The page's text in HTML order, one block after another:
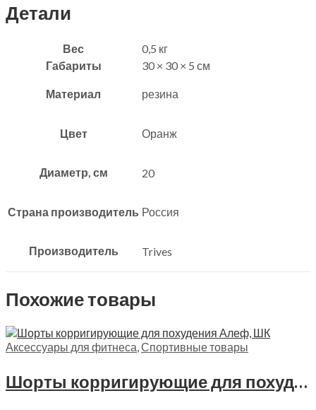
Детали
Вес
0,5 кг
Габариты
30 × 30 × 5 см
Материал резина
Цвет Оранж
Диаметр, см 20
Страна производитель Россия
Производитель Trives
Похожие товары
Аксессуары для фитнеса,Спортивные товары
Шорты корригирующие для похудения Алеф, ШК